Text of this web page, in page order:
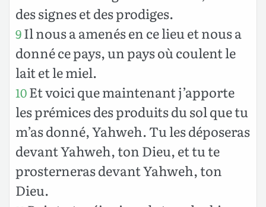
des signes et des prodiges.
9Il nous a amenés en ce lieu et nous a
donné ce pays, un pays où coulent le
lait et le miel.
10Et voici que maintenant j’apporte
les prémices des produits du sol que tu
m’as donné, Yahweh. Tu les déposeras
devant Yahweh, ton Dieu, et tu te
prosterneras devant Yahweh, ton
Dieu.